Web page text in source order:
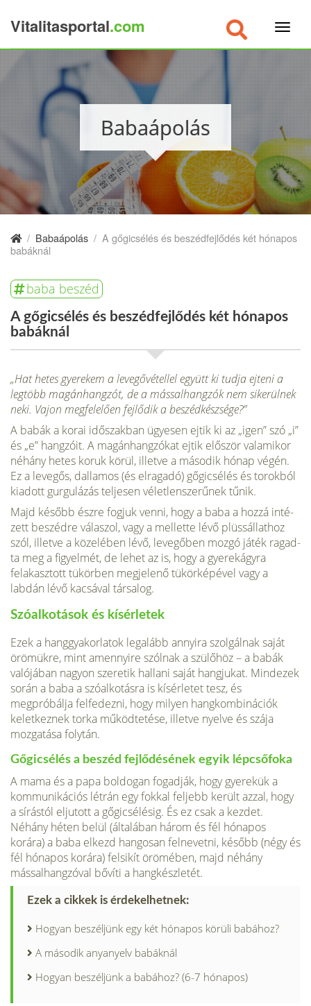
Vitalitasportal.com
Babaápolás
/ Babaápolás / A gőgicsélés és beszédfejlődés két hónapos
babáknál
baba beszéd
A gőgicsélés és beszédfejlődés két hónapos
babáknál
„Hat hetes gyerekem a levegő­vétellel együtt ki tudja ejteni a
legtöbb magánhangzót, de a mássalhangzók nem sikerülnek
neki. Vajon megfelelően fejlődik a beszédkészsége?”
A babák a korai időszakban ügyesen ej­tik ki az „igen” szó „i”
és „e” hangzóit. A magánhangzókat ejtik először valamikor
néhány hetes koruk körül, illetve a második hónap végén.
Ez a levegős, dallamos (és elragadó) gőgicsélés és to­rokból
kiadott gurgulázás teljesen vélet­lenszerűnek tűnik.
Majd később észre fogjuk venni, hogy a baba a hozzá inté­
zett beszédre válaszol, vagy a mellette lévő plüssállathoz
szól, illetve a közelé­ben lévő, levegőben mozgó játék ragad­
ta meg a figyelmét, de lehet az is, hogy a gyerekágyra
felakasztott tükörben meg­jelenő tükörképével vagy a
labdán lévő kacsával társalog.
Szóalkotások és kísérletek
Ezek a hanggyakorlatok legalább annyira szolgálnak saját
örömükre, mint amennyire szólnak a szülőhöz – a babák
valójában nagyon szeretik hallani saját hangjukat. Mindezek
során a baba a szó­alkotásra is kísérletet tesz, és
megpróbál­ja felfedezni, hogy milyen hangkombi­nációk
keletkeznek torka működtetése, illetve nyelve és szája
mozgatása folytán.
Gőgicsélés a beszéd fejlődésének egyik lépcsőfoka
A mama és a papa boldogan fogad­ják, hogy gyerekük a
kommunikációs lét­rán egy fokkal feljebb került azzal, hogy
a sírástól eljutott a gőgicsélésig. És ez csak a kezdet.
Néhány héten belül (általában három és fél hónapos
korára) a baba el­kezd hangosan felnevetni, később (négy és
fél hónapos korára) felsikít örömében, majd néhány
mássalhangzóval bővíti a hangkészletét.
Ezek a cikkek is érdekelhetnek:
Hogyan beszéljünk egy két hónapos körüli babához?
A második anyanyelv babáknál
Hogyan beszéljünk a babához? (6-7 hónapos)
×